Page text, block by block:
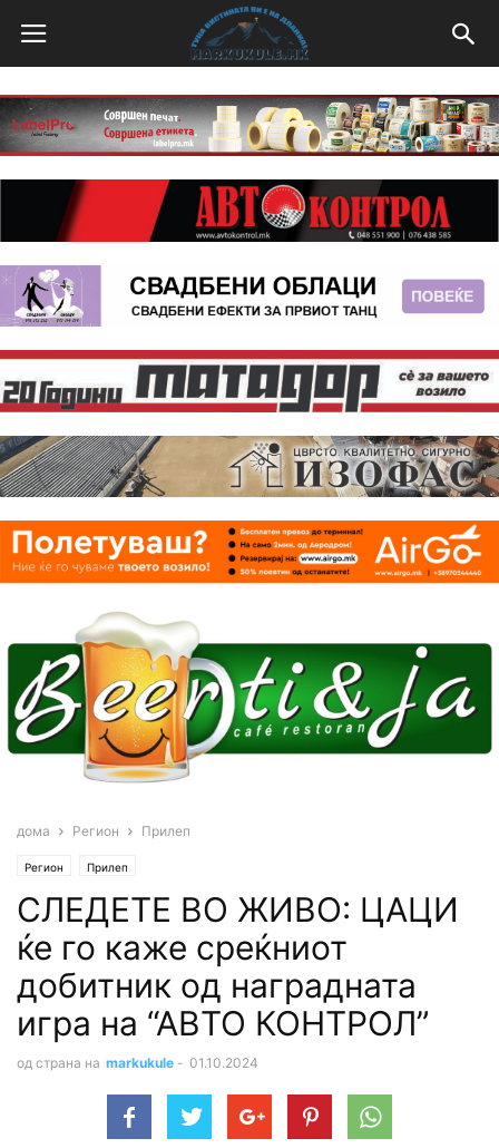
дома Регион Прилеп
Регион Прилеп
СЛЕДЕТЕ ВО ЖИВО: ЦАЦИ
ќе го каже среќниот
добитник од наградната
игра на “АВТО КОНТРОЛ”
од страна на markukule - 01.10.2024